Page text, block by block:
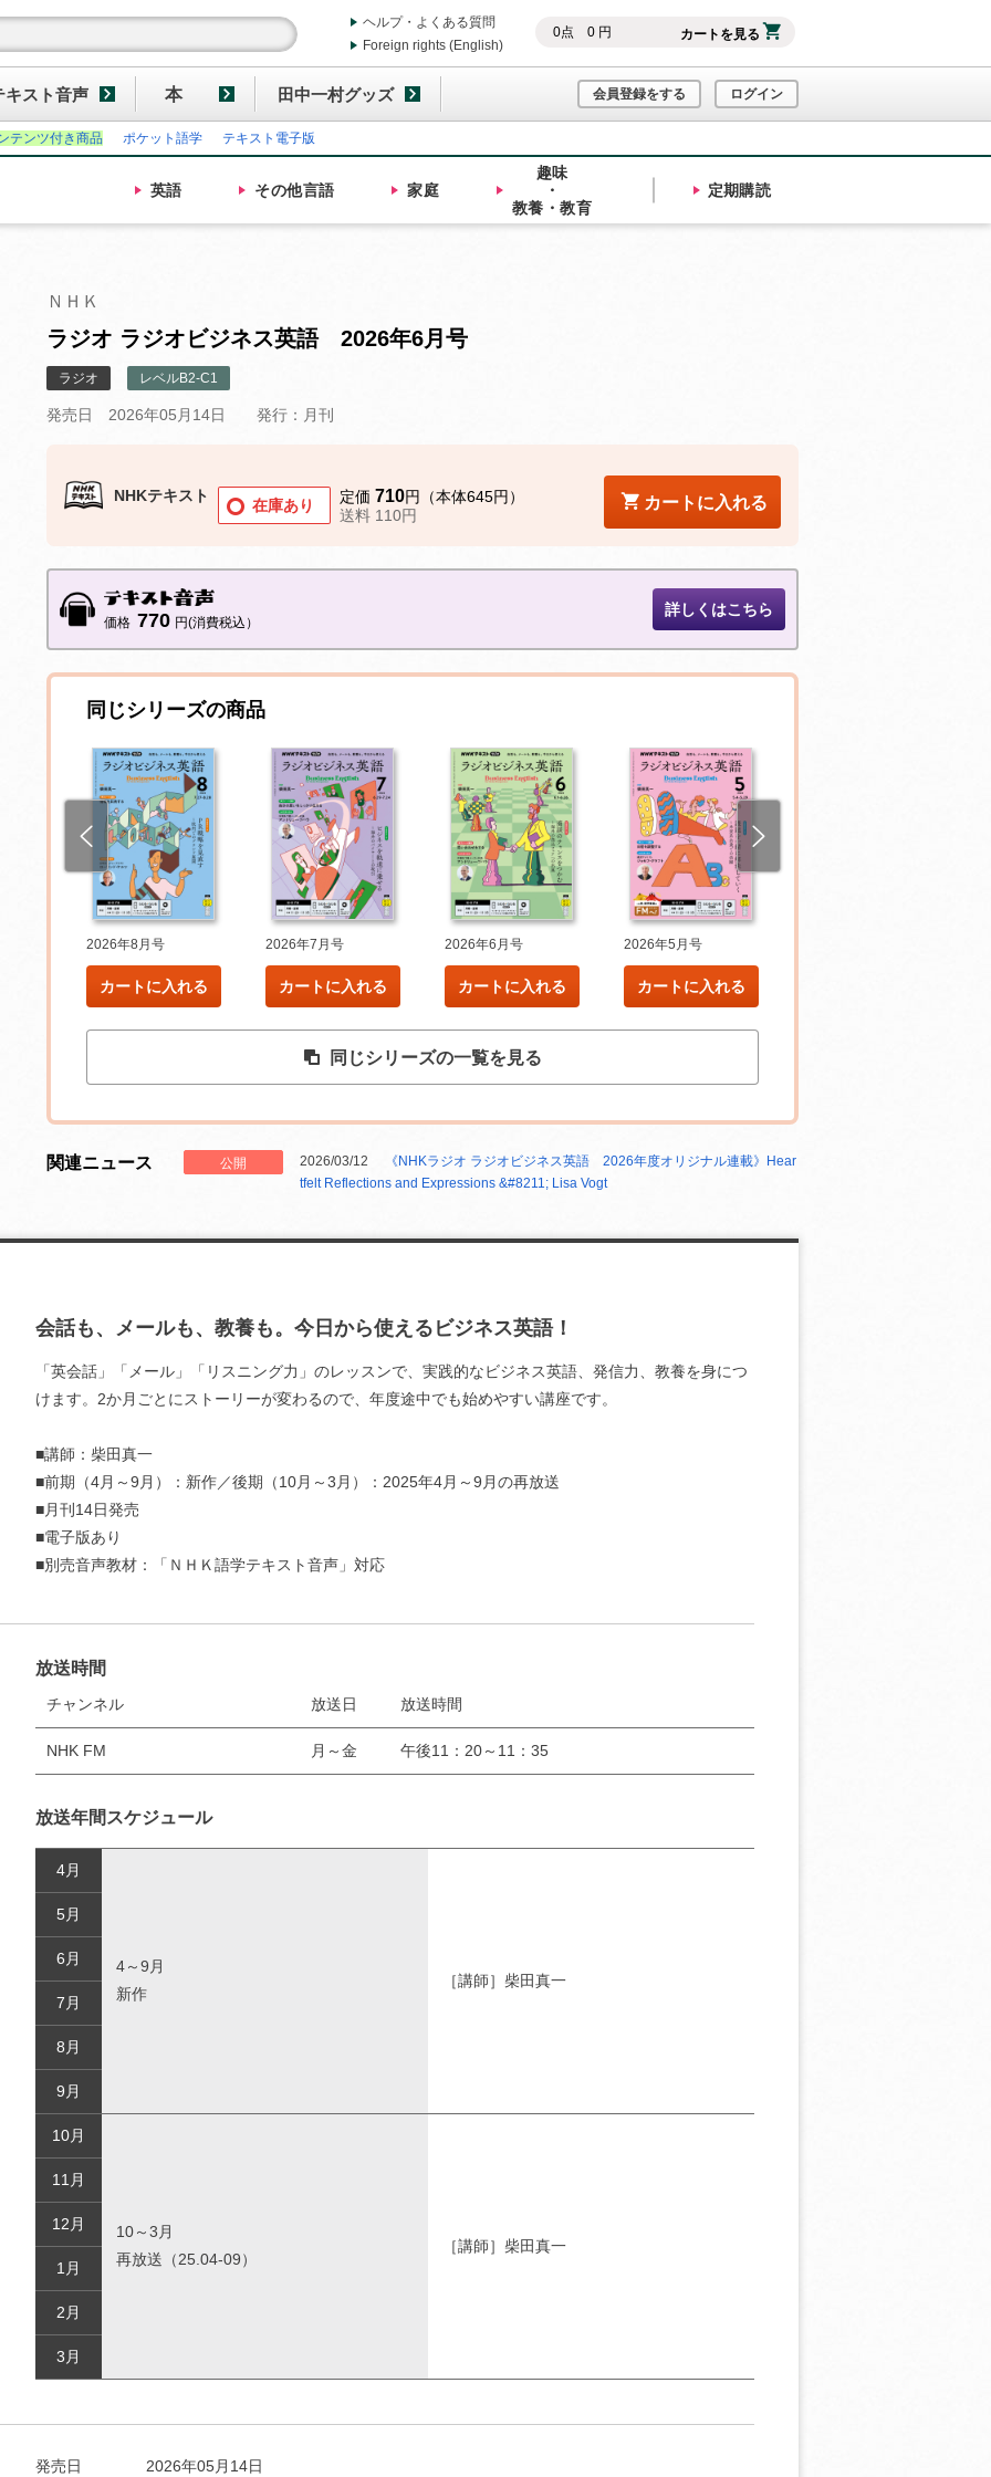
0点 0円 カートを見る
ヘルプ・よくある質問
Foreign rights (English)
キスト音声 本 田中一村グッズ 会員登録をする ログイン
テンツ付き商品 ポケット語学 テキスト電子版
英語 その他言語 家庭
趣味
・
教養・教育
定期購読
お支払いに進む
ＮＨＫ
ラジオ ラジオビジネス英語 2026年6月号
ラジオ レベルB2-C1
発売日 2026年05月14日 発行：月刊
NHKテキスト
在庫あり 定価 710円（本体645円）
送料 110円
カートに入れる
価格 770 円(消費税込）
詳しくはこちら
同じシリーズの商品
2026年8月号
カートに入れる
2026年7月号
カートに入れる
2026年6月号
カートに入れる
2026年5月号
カートに入れる
同じシリーズの一覧を見る
関連ニュース 公開 2026/03/12
《NHKラジオ ラジオビジネス英語 2026年度オリジナル連載》Hear
tfelt Reflections and Expressions &#8211; Lisa Vogt
会話も、メールも、教養も。今日から使えるビジネス英語！
「英会話」「メール」「リスニング力」のレッスンで、実践的なビジネス英語、発信力、教養を身につ
けます。2か月ごとにストーリーが変わるので、年度途中でも始めやすい講座です。
■講師：柴田真一
■前期（4月～9月）：新作／後期（10月～3月）：2025年4月～9月の再放送
■月刊14日発売
■電子版あり
■別売音声教材：「ＮＨＫ語学テキスト音声」対応
放送時間
チャンネル 放送日 放送時間
NHK FM 月～金 午後11：20～11：35
放送年間スケジュール
4月
4～9月
新作
［講師］柴田真一
5月
6月
7月
8月
9月
10月
10～3月
再放送（25.04-09）
［講師］柴田真一
11月
12月
1月
2月
3月
発売日 2026年05月14日